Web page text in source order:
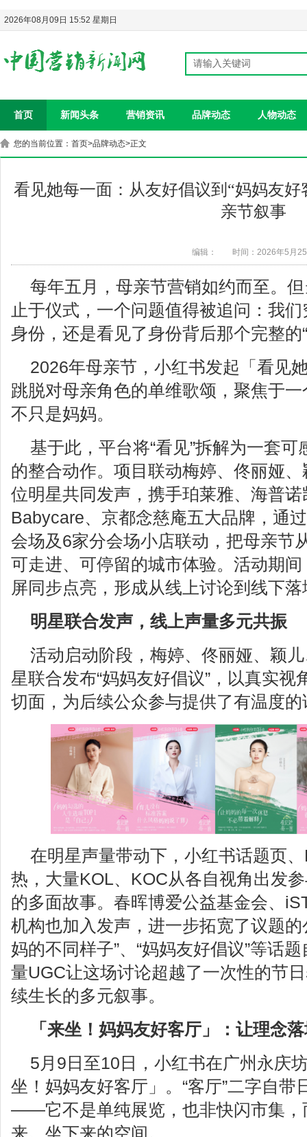
2026年08月09日 15:52 星期日
首页 新闻头条 营销资讯 品牌动态 人物动态
您的当前位置： 首页>品牌动态>正文
看见她每一面：从友好倡议到“妈妈友
亲节叙事
编辑： 时间：2026年5月
每年五月，母亲节营销如约而至。
止于仪式，一个问题值得被追问：我们
身份，还是看见了身份背后那个完整的
2026年母亲节，小红书发起「看见
跳脱对母亲角色的单维歌颂，聚焦于
不只是妈妈。
基于此，平台将“看见”拆解为一套
的整合动作。项目联动梅婷、佟丽娅
位明星共同发声，携手珀莱雅、海普
Babycare、京都念慈庵五大品牌，通
会场及6家分会场小店联动，把母亲节
可走进、可停留的城市体验。活动期
屏同步点亮，形成从线上讨论到线下
明星联合发声 ， 线上声量多元共振
活动启动阶段，梅婷、佟丽娅、颖
星联合发布“妈妈友好倡议”，以真实视
切面，为后续公众参与提供了有温度
在明星声量带动下，小红书话题页
热，大量KOL、KOC从各自视角出发
的多面故事。春晖博爱公益基金会、
机构也加入发声，进一步拓宽了议题
妈的不同样子”、“妈妈友好倡议”等话
量UGC让这场讨论超越了一次性的节
续生长的多元叙事。
「来坐！妈妈友好客厅」： 让理念
5月9日至10日，小红书在广州永庆
坐！妈妈友好客厅」。“客厅”二字自带
——它不是单纯展览，也非快闪市集，
来、坐下来的空间。